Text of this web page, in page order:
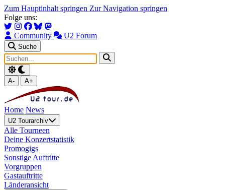
Zum Hauptinhalt springen Zur Navigation springen
Folge uns:
Community U2 Forum
Suche
A- A+
Home News
U2 Tourarchiv
Alle Tourneen
Deine Konzertstatistik
Promogigs
Sonstige Auftritte
Vorgruppen
Gastauftritte
Länderansicht